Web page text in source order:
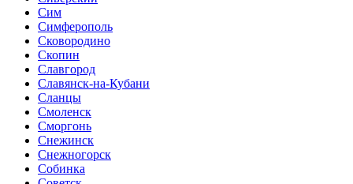
Сим
Симферополь
Сковородино
Скопин
Славгород
Славянск-на-Кубани
Сланцы
Смоленск
Сморгонь
Снежинск
Снежногорск
Собинка